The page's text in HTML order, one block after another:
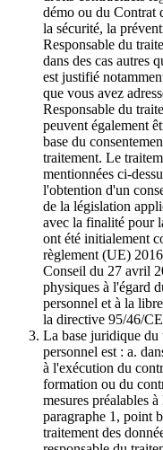
démo ou du Contrat
la sécurité, la
Responsable du
dans des cas autres
est justifié
que vous avez
Responsable du
peuvent également
base du
traitement. Le
mentionnées ci-
l'obtention d'un
de la législation
avec la finalité pour
ont été initialement
règlement (UE)
Conseil du 27 avril
physiques à l'égard
personnel et à la
la directive 95/46/
La base juridique du
personnel est : a.
à l'exécution du
formation ou du
mesures préalables
paragraphe 1, point
traitement des